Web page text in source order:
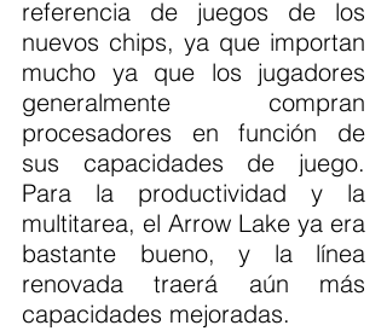
referencia de juegos de los
nuevos chips, ya que importan
mucho ya que los jugadores
generalmente compran
procesadores en función de
sus capacidades de juego.
Para la productividad y la
multitarea, el Arrow Lake ya era
bastante bueno, y la línea
renovada traerá aún más
capacidades mejoradas.